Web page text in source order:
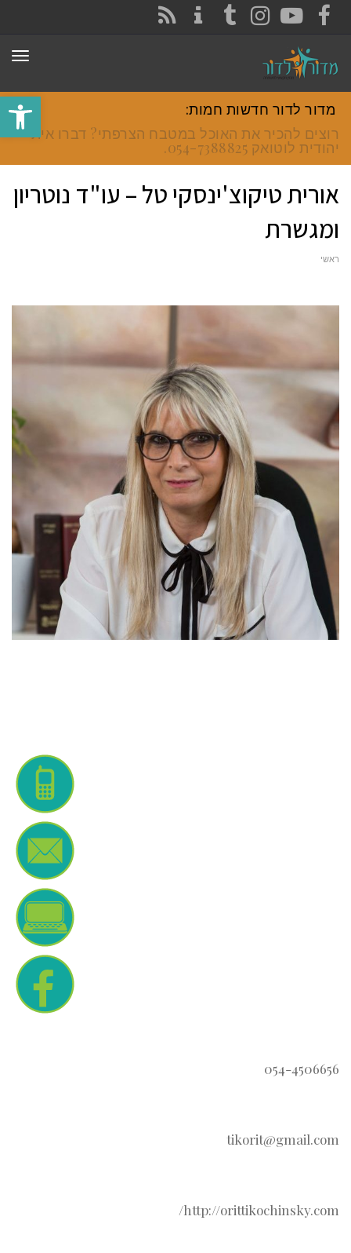
פתח
FACEBOOK
YOUTUBE
INSTAGRAM
TUMBLR
מדור לדור חדשות חמות:
רוצים להכיר את האוכל במטבח הצרפתי? דברו איתי
יהודית לוטואק 054-7388825.
אורית טיקוצ'ינסקי טל – עו"ד נוטריון
ומגשרת
ראשי
054-4506656
tikorit@gmail.com
http://orittikochinsky.com/